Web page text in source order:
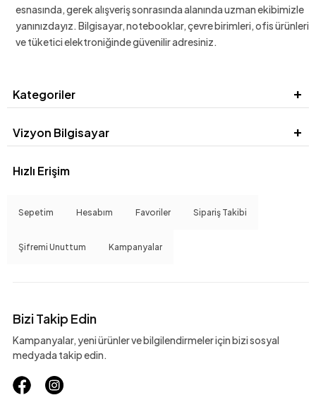
esnasında, gerek alışveriş sonrasında alanında uzman ekibimizle
yanınızdayız. Bilgisayar, notebooklar, çevre birimleri, ofis ürünleri
ve tüketici elektroniğinde güvenilir adresiniz.
Kategoriler
Vizyon Bilgisayar
Hızlı Erişim
Sepetim Hesabım Favoriler Sipariş Takibi
Şifremi Unuttum Kampanyalar
Bizi Takip Edin
Kampanyalar, yeni ürünler ve bilgilendirmeler için bizi sosyal
medyada takip edin.